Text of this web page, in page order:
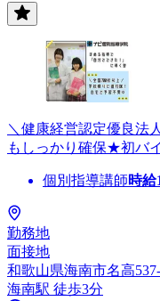
＼健康経営認定優良法
もしっかり確保★初バ
個別指導講師時給
勤務地
面接地
和歌山県海南市名高
海南駅 徒歩3分